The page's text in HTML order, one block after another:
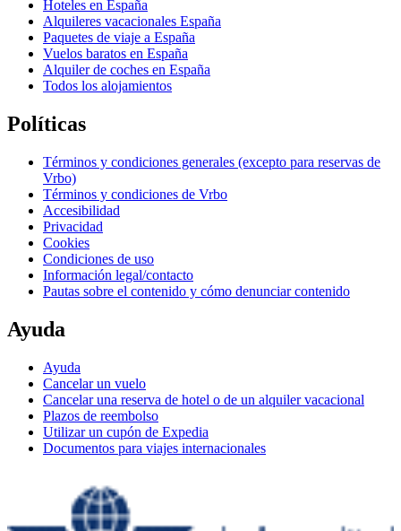
Hoteles en España
Alquileres vacacionales España
Paquetes de viaje a España
Vuelos baratos en España
Alquiler de coches en España
Todos los alojamientos
Políticas
Términos y condiciones generales (excepto para reservas de
Vrbo)
Términos y condiciones de Vrbo
Accesibilidad
Privacidad
Cookies
Condiciones de uso
Información legal/contacto
Pautas sobre el contenido y cómo denunciar contenido
Ayuda
Ayuda
Cancelar un vuelo
Cancelar una reserva de hotel o de un alquiler vacacional
Plazos de reembolso
Utilizar un cupón de Expedia
Documentos para viajes internacionales